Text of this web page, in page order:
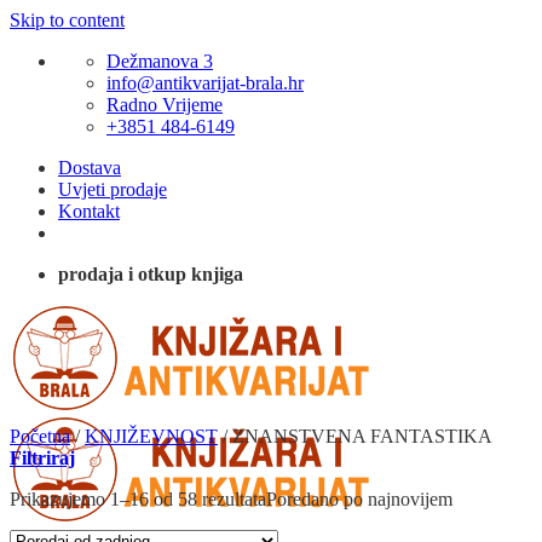
Skip to content
Dežmanova 3
info@antikvarijat-brala.hr
Radno Vrijeme
+3851 484-6149
Dostava
Uvjeti prodaje
Kontakt
prodaja i otkup knjiga
Početna / KNJIŽEVNOST /ZNANSTVENA FANTASTIKA
Filtriraj
Prikazujemo 1–16 od 58 rezultataPoredano po najnovijem